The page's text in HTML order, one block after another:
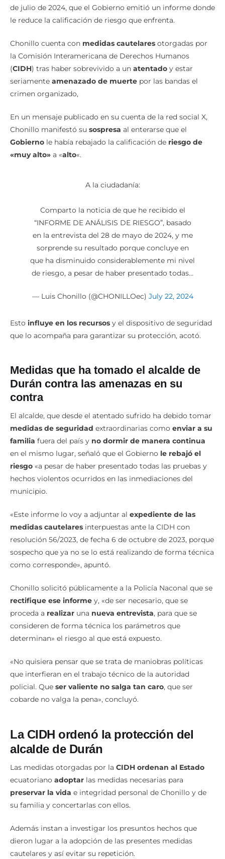
de julio de 2024, que el Gobierno emitió un informe donde
le reduce la calificación de riesgo que enfrenta.
Chonillo cuenta con medidas cautelares otorgadas por
la Comisión Interamericana de Derechos Humanos
(CIDH) tras haber sobrevivido a un atentado y estar
seriamente amenazado de muerte por las bandas el
crimen organizado,
En un mensaje publicado en su cuenta de la red social X,
Chonillo manifestó su sospresa al enterarse que el
Gobierno le había rebajado la calificación de riesgo de
«muy alto» a «alto«.
A la ciudadanía:
Comparto la noticia de que he recibido el
“INFORME DE ANÁLISIS DE RIESGO”, basado
en la entrevista del 28 de mayo de 2024, y me
sorprende su resultado porque concluye en
que ha disminuido considerablemente mi nivel
de riesgo, a pesar de haber presentado todas…
— Luis Chonillo (@CHONILLOec) July 22, 2024
Esto influye en los recursos y el dispositivo de seguridad
que lo acompaña para garantizar su protección, acotó.
Medidas que ha tomado el alcalde de
Durán contra las amenazas en su
contra
El alcalde, que desde el atentado sufrido ha debido tomar
medidas de seguridad extraordinarias como enviar a su
familia fuera del país y no dormir de manera continua
en el mismo lugar, señaló que el Gobierno le rebajó el
riesgo «a pesar de haber presentado todas las pruebas y
hechos violentos ocurridos en las inmediaciones del
municipio.
«Este informe lo voy a adjuntar al expediente de las
medidas cautelares interpuestas ante la CIDH con
resolución 56/2023, de fecha 6 de octubre de 2023, porque
sospecho que ya no se lo está realizando de forma técnica
como corresponde», apuntó.
Chonillo solicitó públicamente a la Policía Naconal que se
rectifique ese informe y, «de ser necesario, que se
proceda a realizar una nueva entrevista, para que se
consideren de forma técnica los parámetros que
determinan» el riesgo al que está expuesto.
«No quisiera pensar que se trata de maniobras políticas
que interfieran en el trabajo técnico de la autoridad
policial. Que ser valiente no salga tan caro, que ser
cobarde no valga la pena», concluyó.
La CIDH ordenó la protección del
alcalde de Durán
Las medidas otorgadas por la CIDH ordenan al Estado
ecuatoriano adoptar las medidas necesarias para
preservar la vida e integridad personal de Chonillo y de
su familia y concertarlas con ellos.
Además instan a investigar los presuntos hechos que
dieron lugar a la adopción de las presentes medidas
cautelares y así evitar su repetición.